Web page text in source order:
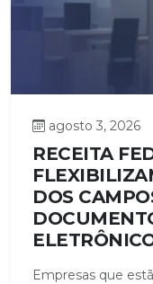
agosto 3, 2026
RECEITA
DOS
Empresas que